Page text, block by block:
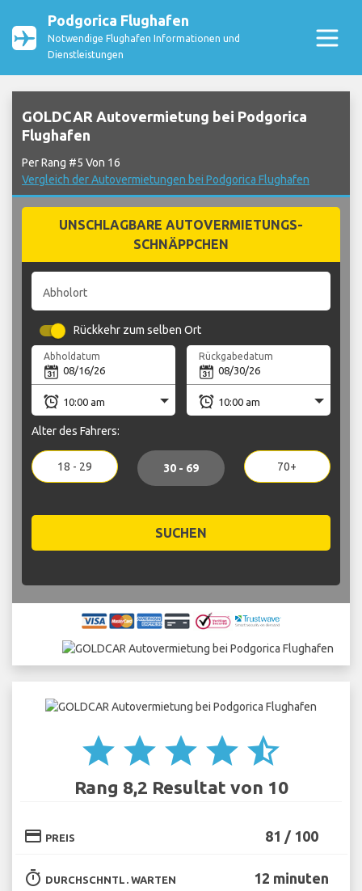
Podgorica Flughafen
Notwendige Flughafen Informationen und
Dienstleistungen
GOLDCAR Autovermietung bei Podgorica
Flughafen
Per Rang #5 Von 16
Vergleich der Autovermietungen bei Podgorica Flughafen
UNSCHLAGBARE AUTOVERMIETUNGS-
SCHNÄPPCHEN
Abholort
Rückkehr zum selben Ort
Abholdatum Rückgabedatum
Alter des Fahrers:
18 - 29 30 - 69 70+
SUCHEN
star star star star star_half
Rang 8,2 Resultat von 10
credit_card PREIS 81 / 100
timer DURCHSCHNTL. WARTEN 12 minuten